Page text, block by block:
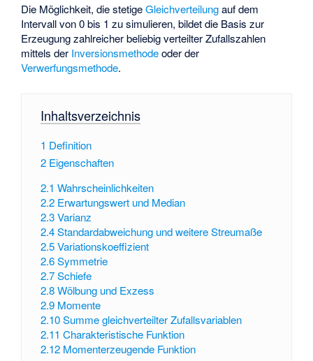
Die Möglichkeit, die stetigeGleichverteilungauf dem
Intervall von 0 bis 1 zu simulieren, bildet die Basis zur
Erzeugung zahlreicher beliebig verteilter Zufallszahlen
mittels der Inversionsmethodeoder der
Verwerfungsmethode.
Inhaltsverzeichnis
1 Definition
2 Eigenschaften
2.1 Wahrscheinlichkeiten
2.2 Erwartungswert und Median
2.3Varianz
2.4Standardabweichung und weitere Streumaße
2.5Variationskoeffizient
2.6Symmetrie
2.7Schiefe
2.8Wölbung und Exzess
2.9 Momente
2.10Summe gleichverteilter Zufallsvariablen
2.11 Charakteristische Funktion
2.12 Momenterzeugende Funktion